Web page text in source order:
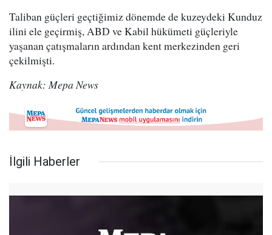
Taliban güçleri geçtiğimiz dönemde de kuzeydeki Kunduz
ilini ele geçirmiş, ABD ve Kabil hükümeti güçleriyle
yaşanan çatışmaların ardından kent merkezinden geri
çekilmişti.
Kaynak: Mepa News
İlgili Haberler